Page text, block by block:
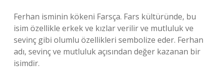
Ferhan isminin kökeni Farsça. Fars kültüründe, bu
isim özellikle erkek ve kızlar verilir ve mutluluk ve
sevinç gibi olumlu özellikleri sembolize eder. Ferhan
adı, sevinç ve mutluluk açısından değer kazanan bir
isimdir.